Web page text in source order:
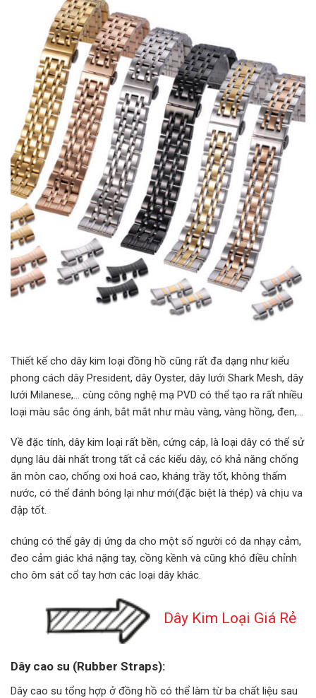
Thiết kế cho dây kim loại đồng hồ cũng rất đa dạng như kiểu
phong cách dây President, dây Oyster, dây lưới Shark Mesh, dây
lưới Milanese,… cùng công nghệ mạ PVD có thể tạo ra rất nhiều
loại màu sắc óng ánh, bắt mắt như màu vàng, vàng hồng, đen,…
Về đặc tính, dây kim loại rất bền, cứng cáp, là loại dây có thể sử
dụng lâu dài nhất trong tất cả các kiểu dây, có khả năng chống
ăn mòn cao, chống oxi hoá cao, kháng trầy tốt, không thấm
nước, có thể đánh bóng lại như mới(đặc biệt là thép) và chịu va
đập tốt.
chúng có thể gây dị ứng da cho một số người có da nhạy cảm,
đeo cảm giác khá nặng tay, cồng kềnh và cũng khó điều chỉnh
cho ôm sát cổ tay hơn các loại dây khác.
Dây Kim Loại Giá Rẻ
Dây cao su (Rubber Straps):
Dây cao su tổng hợp ở đồng hồ có thể làm từ ba chất liệu sau